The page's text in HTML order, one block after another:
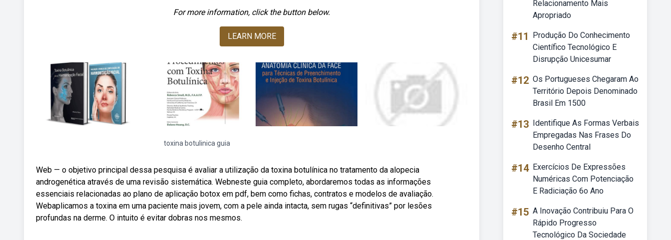
For more information, click the button below.
LEARN MORE
toxina botulinica guia
Web — o objetivo principal dessa pesquisa é avaliar a utilização da toxina botulínica no tratamento da alopecia
androgenética através de uma revisão sistemática. Webneste guia completo, abordaremos todas as informações
essenciais relacionadas ao plano de aplicação botox em pdf, bem como fichas, contratos e modelos de avaliação.
Webaplicamos a toxina em uma paciente mais jovem, com a pele ainda intacta, sem rugas “definitivas” por lesões
profundas na derme. O intuito é evitar dobras nos mesmos.
Relacionamento Mais
Apropriado
#11
Produção Do Conhecimento
Científico Tecnológico E
Disrupção Unicesumar
#12 Os Portugueses Chegaram Ao
Território Depois Denominado
Brasil Em 1500
#13 Identifique As Formas Verbais
Empregadas Nas Frases Do
Desenho Central
#14 Exercícios De Expressões
Numéricas Com Potenciação
E Radiciação 6o Ano
#15 A Inovação Contribuiu Para O
Rápido Progresso
Tecnológico Da Sociedade